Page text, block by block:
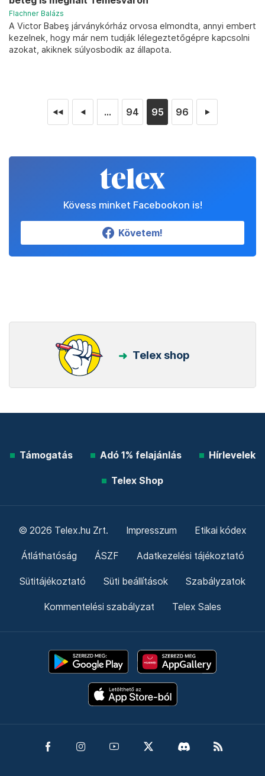
Flachner Balázs
A Victor Babeş járványkórház orvosa elmondta, annyi embert
kezelnek, hogy már nem tudják lélegeztetőgépre kapcsolni
azokat, akiknek súlyosbodik az állapota.
◄◄ ◄ ... 94 95 96 ►
Kövess minket Facebookon is!
Követem!
Telex shop
Támogatás Adó 1% felajánlás Hírlevelek
Telex Shop
© 2026 Telex.hu Zrt. Impresszum Etikai kódex
Átláthatóság ÁSZF Adatkezelési tájékoztató
Sütitájékoztató Süti beállítások Szabályzatok
Kommentelési szabályzat Telex Sales